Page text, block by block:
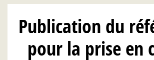
I
L
Publication du
pour la prise en